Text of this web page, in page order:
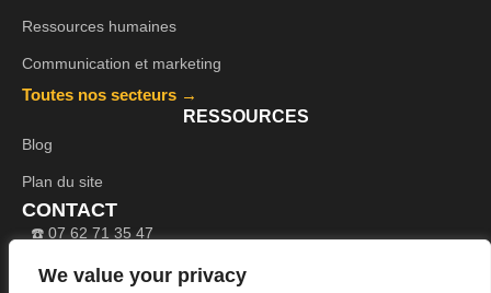
We value your privacy
Ressources humaines
Communication et marketing
Toutes nos secteurs →
RESSOURCES
Blog
Plan du site
CONTACT
☎️ 07 62 71 35 47
🕐 Lun-Ven : 9h-17h30